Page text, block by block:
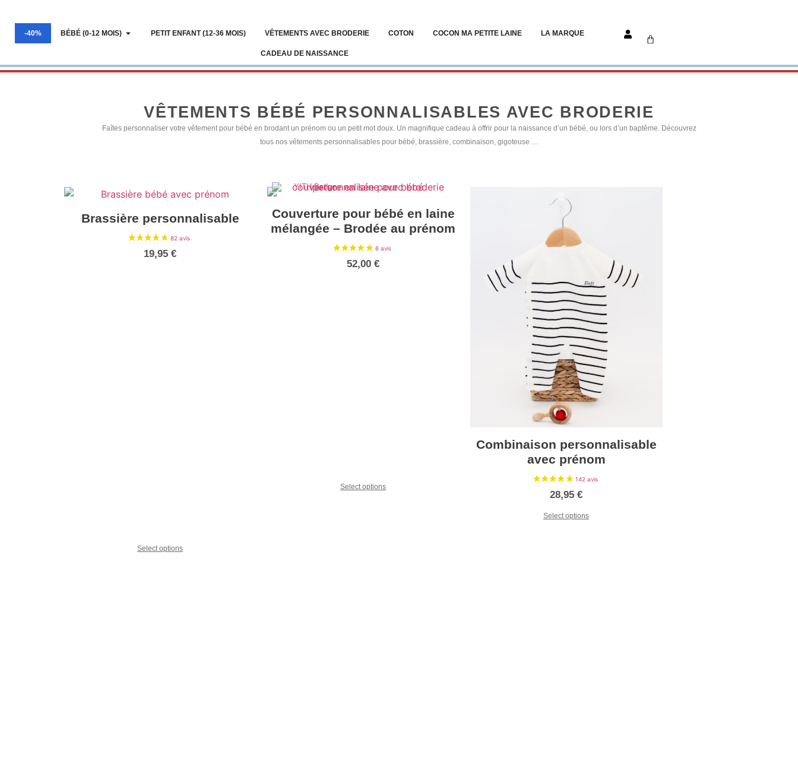
-40% BÉBÉ (0-12 MOIS) PETIT ENFANT (12-36 MOIS) VÊTEMENTS AVEC BRODERIE COTON COCON MA PETITE LAINE LA MARQUE
CADEAU DE NAISSANCE
VÊTEMENTS BÉBÉ PERSONNALISABLES AVEC BRODERIE
Faîtes personnaliser votre vêtement pour bébé en brodant un prénom ou un petit mot doux. Un magnifique cadeau à offrir pour la naissance d’un bébé, ou lors d’un baptême. Découvrez
tous nos vêtements personnalisables pour bébé, brassière, combinaison, gigoteuse …
Brassière personnalisable
19,95€
Select options
Couverture pour bébé en laine
mélangée – Brodée au prénom
52,00€
Select options
Combinaison personnalisable
avec prénom
28,95€
Select options